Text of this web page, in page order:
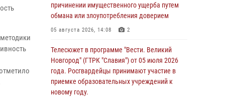
причинении имущественного ущерба путем
обмана или злоупотребления доверием
05 августа 2026, 14:08 2
Телесюжет в программе "Вести. Великий
Новгород" (ГТРК "Славия") от 05 июля 2026
года. Росгвардейцы принимают участие в
приемке образовательных учреждений к
новому году.